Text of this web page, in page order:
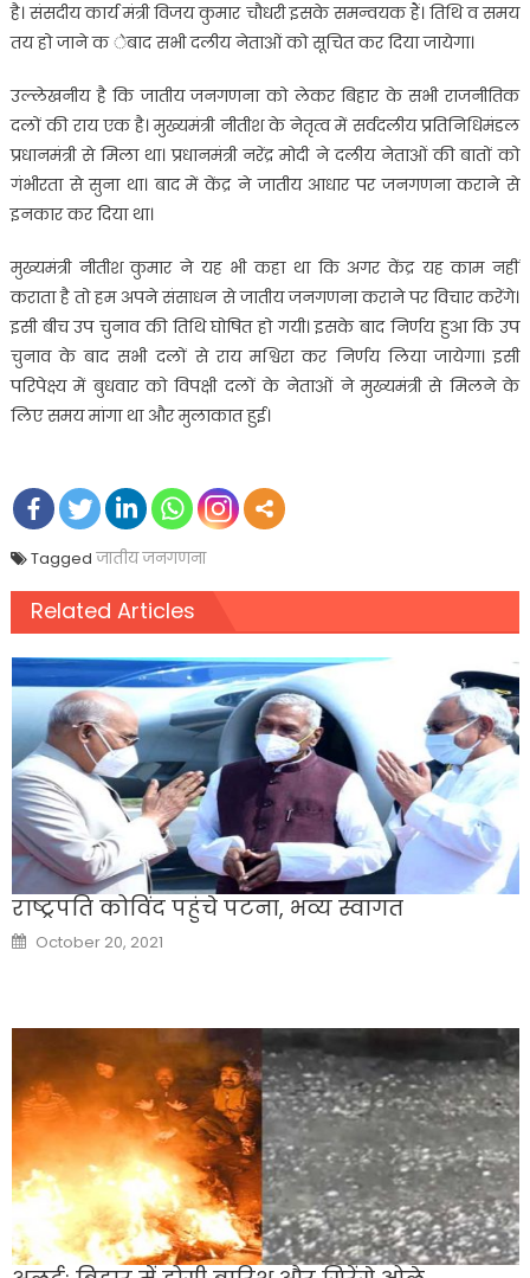
है। संसदीय कार्य मंत्री विजय कुमार चौधरी इसके समन्वयक हैं। तिथि व समय
तय हो जाने क ेबाद सभी दलीय नेताओं को सूचित कर दिया जायेगा।
उल्लेखनीय है कि जातीय जनगणना को लेकर बिहार के सभी राजनीतिक
दलों की राय एक है। मुख्यमंत्री नीतीश के नेतृत्व में सर्वदलीय प्रतिनिधिमंडल
प्रधानमंत्री से मिला था। प्रधानमंत्री नरेंद्र मोदी ने दलीय नेताओं की बातों को
गंभीरता से सुना था। बाद में केंद्र ने जातीय आधार पर जनगणना कराने से
इनकार कर दिया था।
मुख्यमंत्री नीतीश कुमार ने यह भी कहा था कि अगर केंद्र यह काम नहीं
कराता है तो हम अपने संसाधन से जातीय जनगणना कराने पर विचार करेंगे।
इसी बीच उप चुनाव की तिथि घोषित हो गयी। इसके बाद निर्णय हुआ कि उप
चुनाव के बाद सभी दलों से राय मश्विरा कर निर्णय लिया जायेगा। इसी
परिपेक्ष्य में बुधवार को विपक्षी दलों के नेताओं ने मुख्यमंत्री से मिलने के
लिए समय मांगा था और मुलाकात हुई।
Tagged जातीय जनगणना
Related Articles
राष्ट्रपति कोविंद पहुंचे पटना, भव्य स्वागत
Posted
on
October 20, 2021